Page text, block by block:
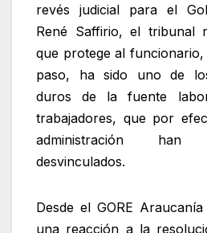
revés judicial para el
René Saffirio, el tribunal
que protege al
paso, ha sido uno de
duros de la fuente
trabajadores, que por
administración
desvinculados.
Desde el GORE
una reacción a la